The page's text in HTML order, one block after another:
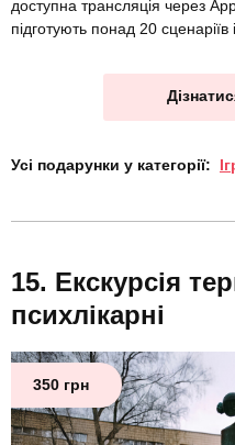
доступна трансляція через
підготують понад 20 сценаріїв
Усі подарунки у категорії:
Екскурсія
психлікарні
350 грн